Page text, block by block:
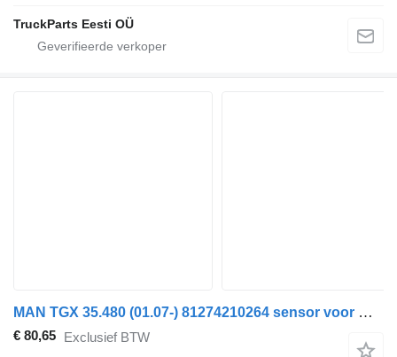
TruckParts Eesti OÜ
MAN TGX 35.480 (01.07-) 81274210264 sensor voor MAN TGL, TGM, TGS, TGX (2005-2021) trekker
€ 80,65 Exclusief BTW